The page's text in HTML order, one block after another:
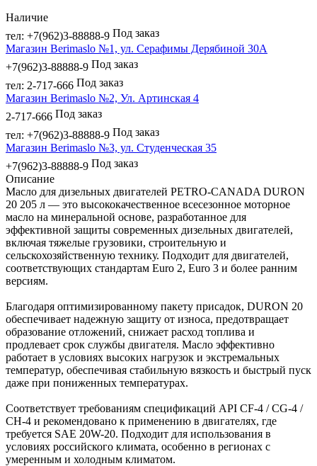
Наличие
тел: +7(962)3-88888-9 Под заказ
Магазин Berimaslo №1, ул. Серафимы Дерябиной 30А
+7(962)3-88888-9 Под заказ
тел: 2-717-666 Под заказ
Магазин Berimaslo №2, Ул. Артинская 4
2-717-666 Под заказ
тел: +7(962)3-88888-9 Под заказ
Магазин Berimaslo №3, ул. Студенческая 35
+7(962)3-88888-9 Под заказ
Описание
Масло для дизельных двигателей PETRO-CANADA DURON
20 205 л — это высококачественное всесезонное моторное
масло на минеральной основе, разработанное для
эффективной защиты современных дизельных двигателей,
включая тяжелые грузовики, строительную и
сельскохозяйственную технику. Подходит для двигателей,
соответствующих стандартам Euro 2, Euro 3 и более ранним
версиям.
Благодаря оптимизированному пакету присадок, DURON 20
обеспечивает надежную защиту от износа, предотвращает
образование отложений, снижает расход топлива и
продлевает срок службы двигателя. Масло эффективно
работает в условиях высоких нагрузок и экстремальных
температур, обеспечивая стабильную вязкость и быстрый пуск
даже при пониженных температурах.
Соответствует требованиям спецификаций API CF-4 / CG-4 /
CH-4 и рекомендовано к применению в двигателях, где
требуется SAE 20W-20. Подходит для использования в
условиях российского климата, особенно в регионах с
умеренным и холодным климатом.